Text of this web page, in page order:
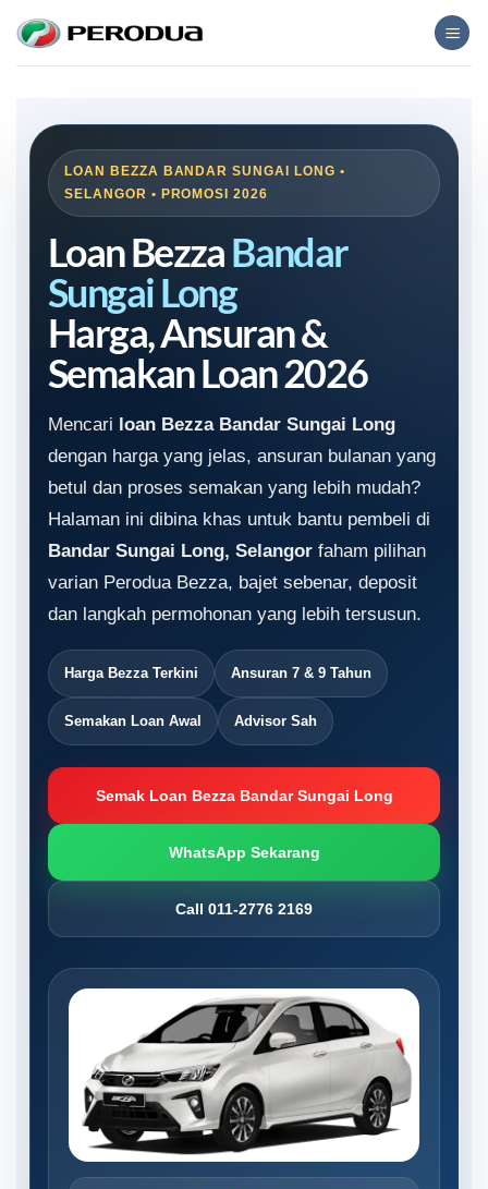
content
LOAN BEZZA BANDAR SUNGAI LONG •
SELANGOR • PROMOSI 2026
Loan BezzaBandar
Sungai Long
Harga, Ansuran &
Semakan Loan 2026
Mencari loan Bezza Bandar Sungai Long
dengan harga yang jelas, ansuran bulanan yang
betul dan proses semakan yang lebih mudah?
Halaman ini dibina khas untuk bantu pembeli di
Bandar Sungai Long, Selangor faham pilihan
varian Perodua Bezza, bajet sebenar, deposit
dan langkah permohonan yang lebih tersusun.
Harga Bezza Terkini Ansuran 7 & 9 Tahun
Semakan Loan Awal Advisor Sah
Semak Loan Bezza Bandar Sungai Long
WhatsApp Sekarang
Call 011-2776 2169